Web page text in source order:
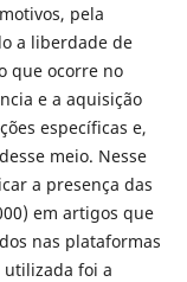
pela
a liberdade de
que ocorre no
e a aquisição
específicas e,
meio. Nesse
a presença das
em artigos que
nas plataformas
utilizada foi a